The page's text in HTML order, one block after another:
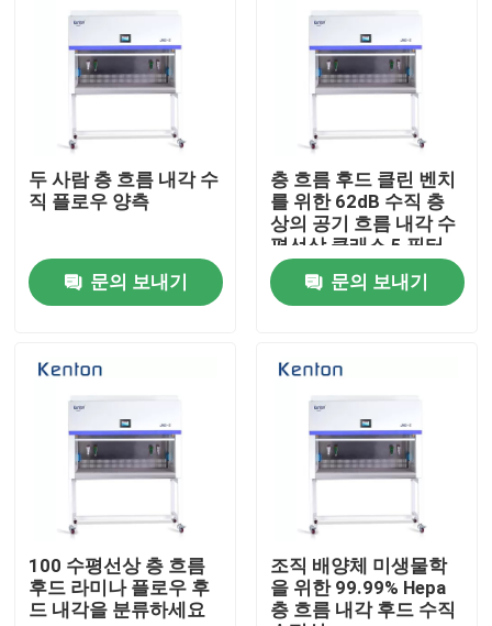
회사 소개
접촉
제품 소개
시험소 드라이어 오븐
항온 배양기
냉각 인큐베이터
온도 습도 챔버
내후성 챔버
두 사람 층 흐름 내각 수
직 플로우 양측
문의 보내기
층 흐름 후드 클린 벤치
를 위한 62dB 수직 층
상의 공기 흐름 내각 수
평선상 클래스 5 필터
문의 보내기
100 수평선상 층 흐름
후드 라미나 플로우 후
드 내각을 분류하세요
조직 배양체 미생물학
을 위한 99.99% Hepa
층 흐름 내각 후드 수직